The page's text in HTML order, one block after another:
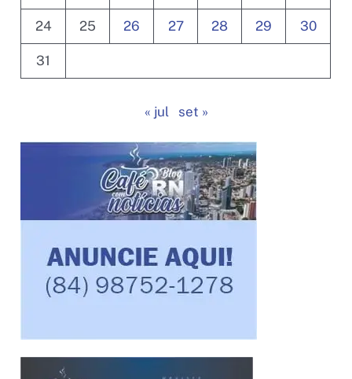
24 25 26 27 28 29 30
31
« jul set »